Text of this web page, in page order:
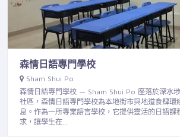
森情日語專門學校
Sham Shui Po
森情日語專門學校 — Sham Shui Po 座落於深水
社區，森情日語專門學校為本地街市與地道食肆環
息。作為一所專業語言學校，它提供靈活的日語課
求，讓學生在…